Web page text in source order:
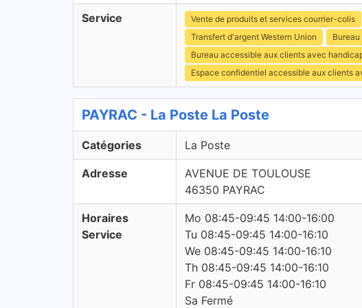
Service Vente de produits et services courrier-colis
Transfert d'argent Western Union
Bureau accessible aux clients avec
Espace confidentiel accessible aux clients
PAYRAC - La Poste La Poste
Catégories La Poste
Adresse
AVENUE DE TOULOUSE
46350 PAYRAC
Horaires
Service
Mo 08:45-09:45 14:00-16:00
Tu 08:45-09:45 14:00-16:10
We 08:45-09:45 14:00-16:10
Th 08:45-09:45 14:00-16:10
Fr 08:45-09:45 14:00-16:10
Sa Fermé